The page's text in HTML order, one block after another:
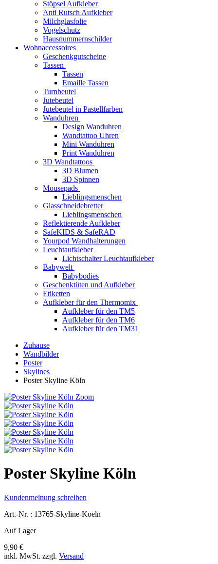
Stöpsel Aufkleber
Anti Rutsch Aufkleber
Milchglasfolie
Vogelschutz
Hausnummernschilder
Wohnaccessoires
Geschenkgutscheine
Tassen
Tassen
Emaille Tassen
Turnbeutel
Jutebeutel
Jutebeutel in Pastellfarben
Wanduhren
Design Wanduhren
Wandtattoo Uhren
Mini Wanduhren
Print Wanduhren
3D Wandtattoos
3D Blumen
3D Spinnen
Mousepads
Lieblingsmenschen
Glasschneidebretter
Lieblingsmenschen
Reflektierende Aufkleber
SafeKIDS & SafeRAD
Yourpod Wandhalterungen
Leuchtaufkleber
Lichtschalter Leuchtaufkleber
Babywelt
Babybodies
Geschenktüten und Aufkleber
Etiketten
Aufkleber für den Thermomix
Aufkleber für den TM5
Aufkleber für den TM6
Aufkleber für den TM31
Zuhause
Wandbilder
Poster
Skylines
Poster Skyline Köln
Zoom
Poster Skyline Köln
Kundenmeinung schreiben
Art.-Nr. : 13765-Skyline-Koeln
Auf Lager
9,90 €
inkl. MwSt. zzgl. Versand